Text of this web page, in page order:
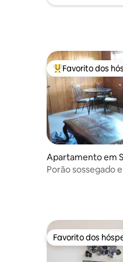
Favoritos dos
Favorito dos
Apartamento em
Porão sossegado
Favorito dos
Favorito dos